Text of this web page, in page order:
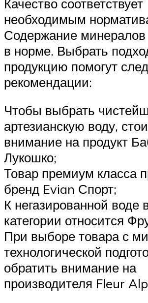
Качество соответствует
необходимым
Содержание минералов
в норме. Выбрать
продукцию помогут
рекомендации:
Чтобы выбрать
артезианскую воду,
внимание на продукт
Лукошко;
Товар премиум класса
бренд Evian Спорт;
К негазированной воде
категории относится
При выборе товара с
технологической
обратить внимание на
производителя Fleur